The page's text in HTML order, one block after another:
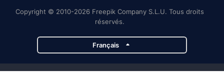
Copyright © 2010-2026 Freepik Company S.L.U. Tous droits
réservés.
Français